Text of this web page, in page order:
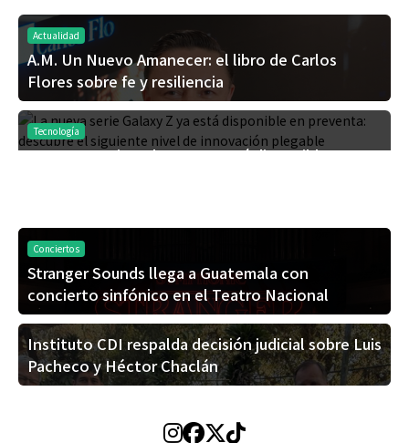
Actualidad
A.M. Un Nuevo Amanecer: el libro de Carlos
Flores sobre fe y resiliencia
Tecnología
La nueva serie Galaxy Z ya está disponible en
Conciertos
Stranger Sounds llega a Guatemala con
concierto sinfónico en el Teatro Nacional
Instituto CDI respalda decisión judicial sobre Luis
Pacheco y Héctor Chaclán